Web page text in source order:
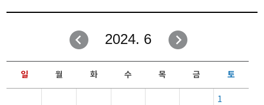
2024. 6
일 월 화 수 목 금 토
1